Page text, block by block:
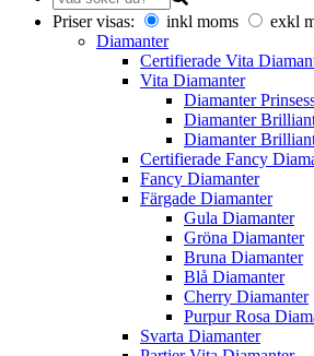
Priser visas: inkl moms
exkl
Diamanter
Certifierade Vita
Vita Diamanter
Diamanter
Diamanter
Diamanter
Certifierade Fancy
Fancy Diamanter
Färgade Diamanter
Gula Diamanter
Gröna Diamanter
Bruna Diamanter
Blå Diamanter
Cherry Diamanter
Purpur Rosa
Svarta Diamanter